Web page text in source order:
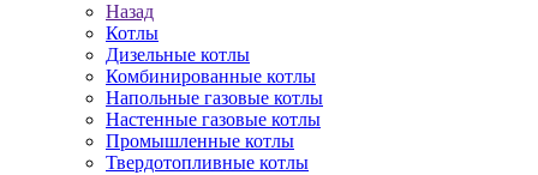
Назад
Котлы
Дизельные котлы
Комбинированные котлы
Напольные газовые котлы
Настенные газовые котлы
Промышленные котлы
Твердотопливные котлы